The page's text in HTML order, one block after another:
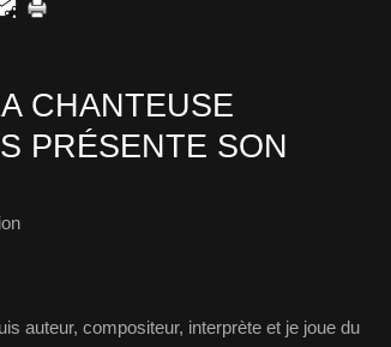
CHANTEUSE
PRÉSENTE SON
auteur, compositeur, interprète et je joue du